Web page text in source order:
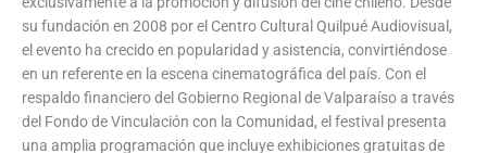
su fundación en 2008 por el Centro Cultural Quilpué Audiovisual,
el evento ha crecido en popularidad y asistencia, convirtiéndose
en un referente en la escena cinematográfica del país. Con el
respaldo financiero del Gobierno Regional de Valparaíso a través
del Fondo de Vinculación con la Comunidad, el festival presenta
una amplia programación que incluye exhibiciones gratuitas de